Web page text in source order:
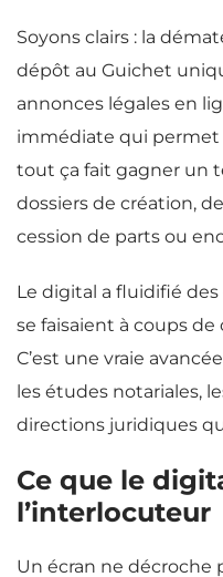
Soyons clairs : la
dépôt au Guichet
annonces légales en
immédiate qui permet
tout ça fait gagner un
dossiers de création,
cession de parts ou
Le digital a fluidifié
se faisaient à coups
C’est une vraie
les études notariales,
directions juridiques
Ce que le
l’interlocuteur
Un écran ne décroche